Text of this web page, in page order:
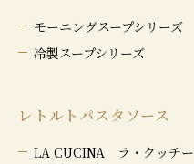
モーニングスープシリーズ
冷製スープシリーズ
レトルトパスタソース
LA CUCINA ラ・クッチー